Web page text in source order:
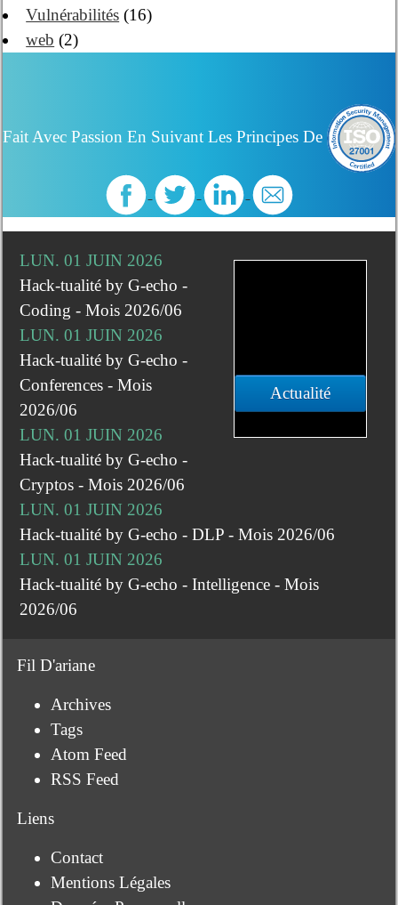
Vulnérabilités (16)
web (2)
Fait Avec Passion En Suivant Les Principes De
Actualité
LUN. 01 JUIN 2026
Hack-tualité by G-echo -
Coding - Mois 2026/06
LUN. 01 JUIN 2026
Hack-tualité by G-echo -
Conferences - Mois
2026/06
LUN. 01 JUIN 2026
Hack-tualité by G-echo -
Cryptos - Mois 2026/06
LUN. 01 JUIN 2026
Hack-tualité by G-echo - DLP - Mois 2026/06
LUN. 01 JUIN 2026
Hack-tualité by G-echo - Intelligence - Mois
2026/06
Fil D'ariane
Archives
Tags
Atom Feed
RSS Feed
Liens
Contact
Mentions Légales